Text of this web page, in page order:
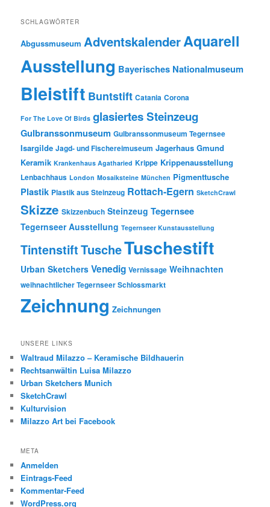
SCHLAGWÖRTER
Abgussmuseum AdventskalenderAquarell
Ausstellung Bayerisches Nationalmuseum
Bleistift Buntstift Catania Corona
For The Love Of Birds glasiertes Steinzeug
Gulbranssonmuseum Gulbranssonmuseum Tegernsee
Isargilde Jagd- und Fischereimuseum Jagerhaus Gmund
Keramik Krankenhaus Agatharied Krippe Krippenausstellung
Lenbachhaus London Mosaiksteine München Pigmenttusche
Plastik Plastik aus Steinzeug Rottach-Egern SketchCrawl
Skizze Skizzenbuch Steinzeug Tegernsee
Tegernseer Ausstellung Tegernseer Kunstausstellung
TintenstiftTuscheTuschestift
Urban Sketchers Venedig Vernissage Weihnachten
weihnachtlicher Tegernseer Schlossmarkt
Zeichnung Zeichnungen
UNSERE LINKS
Waltraud Milazzo – Keramische Bildhauerin
Rechtsanwältin Luisa Milazzo
Urban Sketchers Munich
SketchCrawl
Kulturvision
Milazzo Art bei Facebook
META
Anmelden
Eintrags-Feed
Kommentar-Feed
WordPress.org